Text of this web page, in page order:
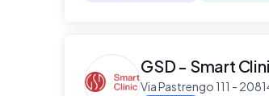
GSD - Smart
Via Pastrengo 111 -